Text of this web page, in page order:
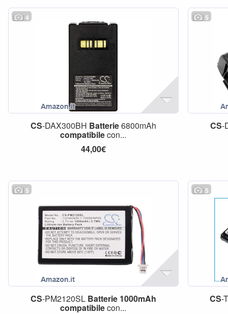
4
CS-DAX300BH Batterie6800mAh
compatibilecon...
44,00€
5
CS-
5
CS-PM2120SL Batterie 1000mAh
compatibilecon...
5
CS-